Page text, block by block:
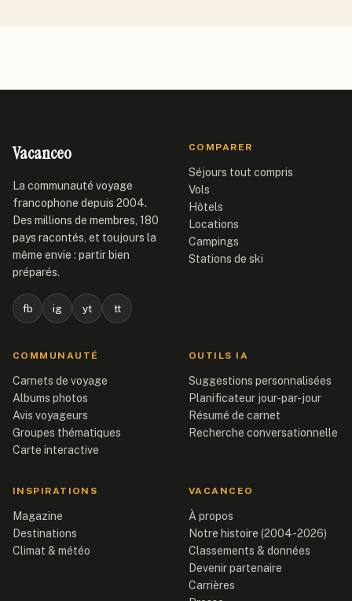
Vacanceo
La communauté voyage
francophone depuis 2004.
Des millions de membres, 180
pays racontés, et toujours la
même envie : partir bien
préparés.
fb ig yt tt
COMPARER
Séjours tout compris
Vols
Hôtels
Locations
Campings
Stations de ski
COMMUNAUTÉ
Carnets de voyage
Albums photos
Avis voyageurs
Groupes thématiques
Carte interactive
OUTILS IA
Suggestions personnalisées
Planificateur jour-par-jour
Résumé de carnet
Recherche conversationnelle
INSPIRATIONS
Magazine
Destinations
Climat & météo
VACANCEO
À propos
Notre histoire (2004-2026)
Classements & données
Devenir partenaire
Carrières